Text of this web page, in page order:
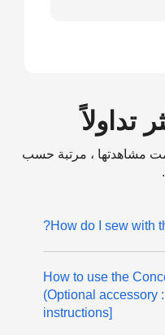
تداولاً
مشاهدتها ، مرتبة حسب
How do I sew with
How to use the
(Optional
instructions]